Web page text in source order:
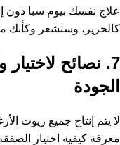
علاج نفسك بيوم سبا دون
كالحرير، وستشعر وكأنك
7. نصائح
الجودة
لا يتم إنتاج جميع زيوت
معرفة كيفية اختيار